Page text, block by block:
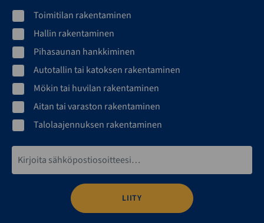
Toimitilan rakentaminen
Hallin rakentaminen
Pihasaunan hankkiminen
Autotallin tai katoksen rakentaminen
Mökin tai huvilan rakentaminen
Aitan tai varaston rakentaminen
Talolaajennuksen rakentaminen